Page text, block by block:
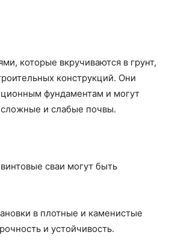
которые вкручиваются в грунт,
конструкций. Они
фундаментам и могут
сложные и слабые почвы.
сваи могут быть
в плотные и каменистые
и устойчивость.